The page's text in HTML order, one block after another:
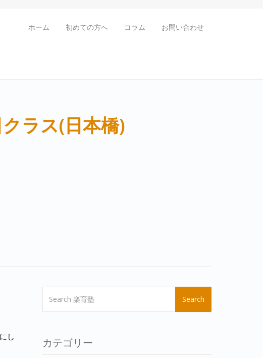
ホーム 初めての方へ コラム お問い合わせ
ラス(日本橋)
し
Search
カテゴリー